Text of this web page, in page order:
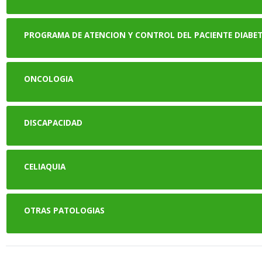
PROGRAMA DE ATENCION Y CONTROL DEL PACIENTE
ONCOLOGIA
DISCAPACIDAD
CELIAQUIA
OTRAS PATOLOGIAS